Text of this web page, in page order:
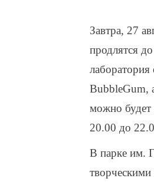
Завтра, 27
продлятся
BubbleGum,
можно будет
20.00 до
В парке им.